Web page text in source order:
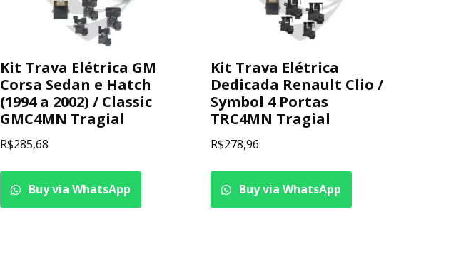
Kit Trava Elétrica GM
Corsa Sedan e Hatch
(1994 a 2002) / Classic
GMC4MN Tragial
R$285,68
Buy via WhatsApp
Kit Trava Elétrica
Dedicada Renault Clio /
Symbol 4 Portas
TRC4MN Tragial
R$278,96
Buy via WhatsApp